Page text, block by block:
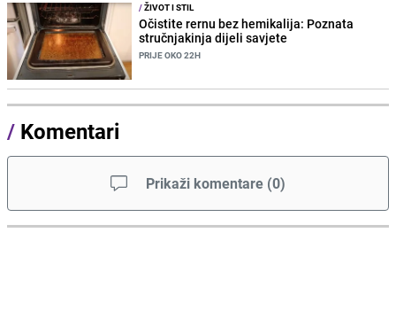
/ŽIVOT I STIL
Očistite rernu bez hemikalija: Poznata
stručnjakinja dijeli savjete
PRIJE OKO 22H
/ Komentari
Prikaži komentare (0)